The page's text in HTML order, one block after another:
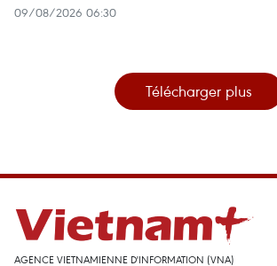
09/08/2026 06:30
Télécharger plus
AGENCE VIETNAMIENNE D'INFORMATION (VNA)